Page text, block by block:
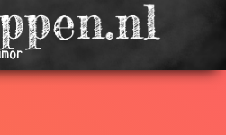
voor ? 1000.000,=